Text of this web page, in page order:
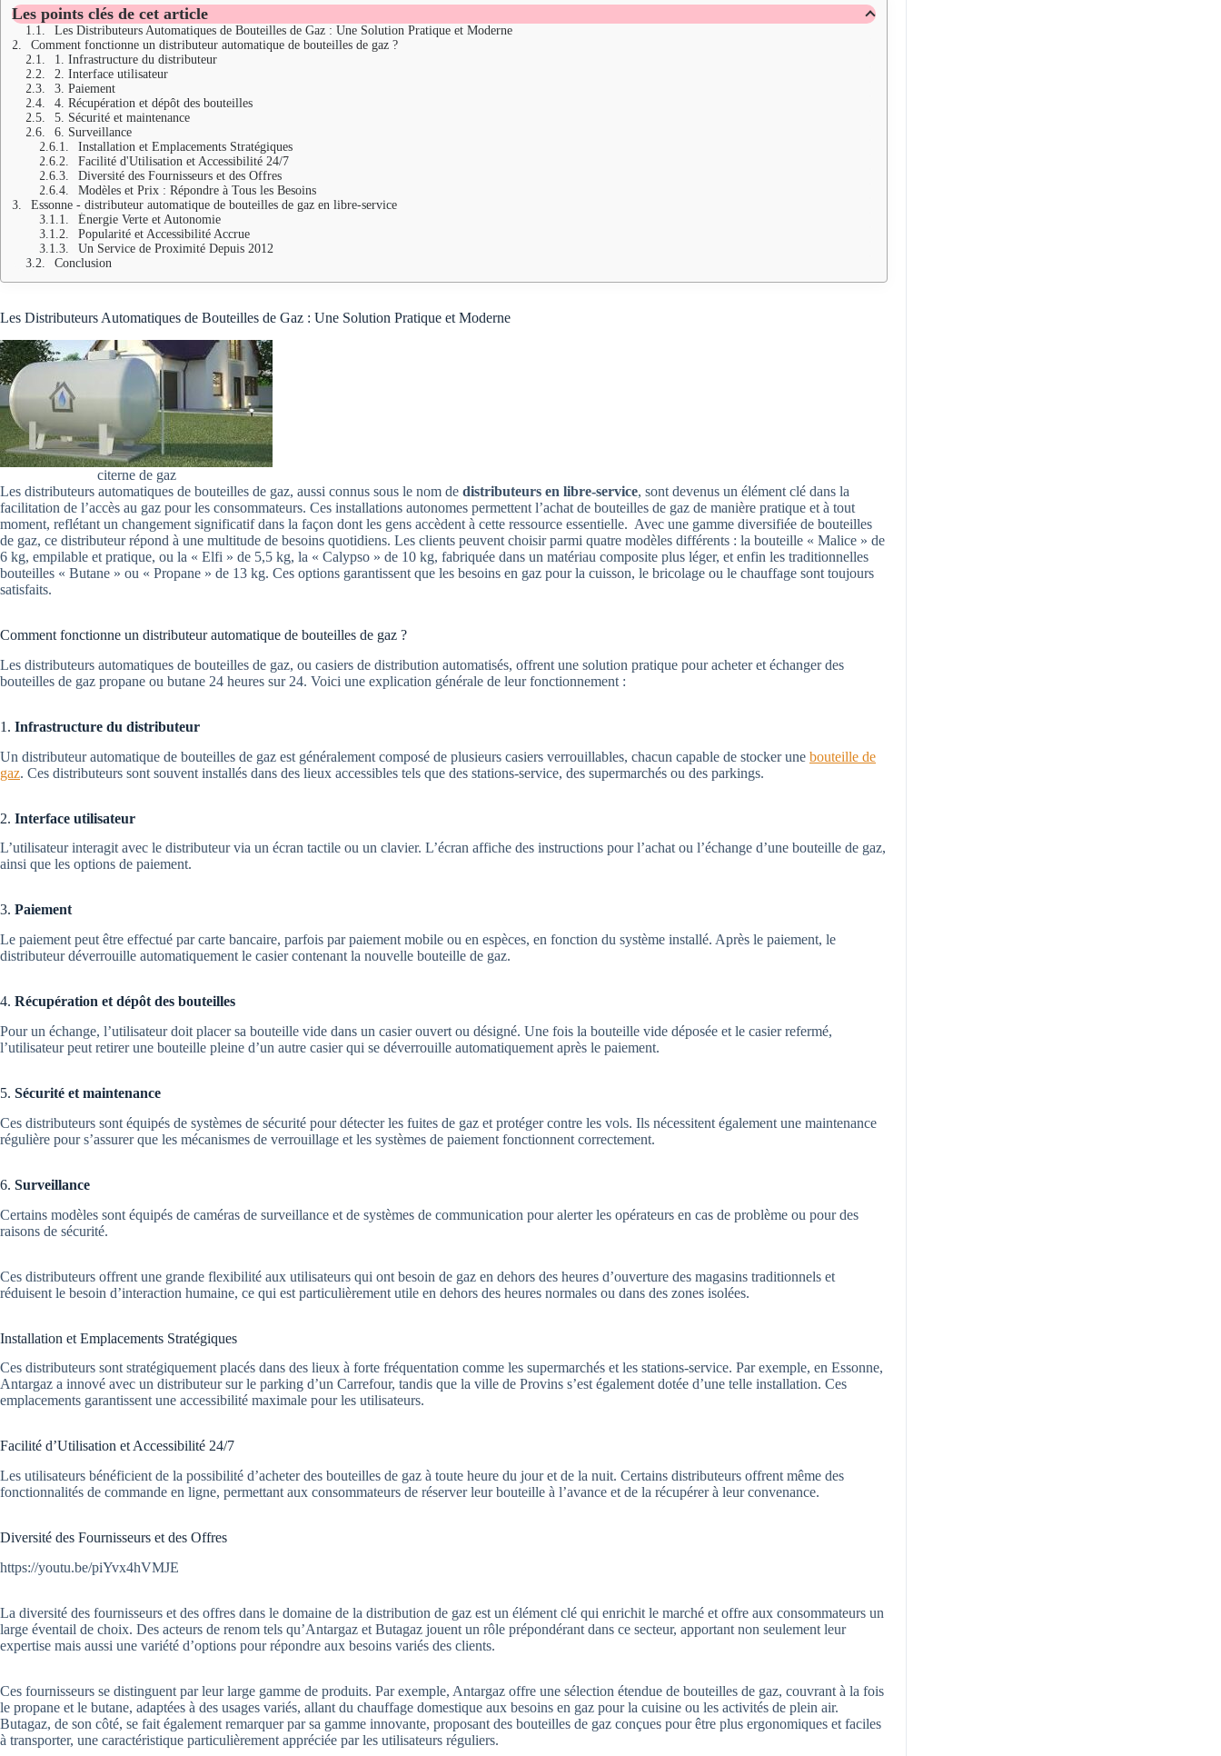
Les points clés de cet article
Les Distributeurs Automatiques de Bouteilles de Gaz : Une Solution Pratique et Moderne
Comment fonctionne un distributeur automatique de bouteilles de gaz ?
1. Infrastructure du distributeur
2. Interface utilisateur
3. Paiement
4. Récupération et dépôt des bouteilles
5. Sécurité et maintenance
6. Surveillance
Installation et Emplacements Stratégiques
Facilité d'Utilisation et Accessibilité 24/7
Diversité des Fournisseurs et des Offres
Modèles et Prix : Répondre à Tous les Besoins
Essonne - distributeur automatique de bouteilles de gaz en libre-service
Énergie Verte et Autonomie
Popularité et Accessibilité Accrue
Un Service de Proximité Depuis 2012
Conclusion
Les Distributeurs Automatiques de Bouteilles de Gaz : Une Solution Pratique et Moderne
citerne de gaz
Les distributeurs automatiques de bouteilles de gaz, aussi connus sous le nom de distributeurs en libre-service, sont devenus un élément clé dans la
facilitation de l’accès au gaz pour les consommateurs. Ces installations autonomes permettent l’achat de bouteilles de gaz de manière pratique et à tout
moment, reflétant un changement significatif dans la façon dont les gens accèdent à cette ressource essentielle. Avec une gamme diversifiée de bouteilles
de gaz, ce distributeur répond à une multitude de besoins quotidiens. Les clients peuvent choisir parmi quatre modèles différents : la bouteille « Malice » de
6 kg, empilable et pratique, ou la « Elfi » de 5,5 kg, la « Calypso » de 10 kg, fabriquée dans un matériau composite plus léger, et enfin les traditionnelles
bouteilles « Butane » ou « Propane » de 13 kg. Ces options garantissent que les besoins en gaz pour la cuisson, le bricolage ou le chauffage sont toujours
satisfaits.
Comment fonctionne un distributeur automatique de bouteilles de gaz ?
Les distributeurs automatiques de bouteilles de gaz, ou casiers de distribution automatisés, offrent une solution pratique pour acheter et échanger des
bouteilles de gaz propane ou butane 24 heures sur 24. Voici une explication générale de leur fonctionnement :
1. Infrastructure du distributeur
Un distributeur automatique de bouteilles de gaz est généralement composé de plusieurs casiers verrouillables, chacun capable de stocker une bouteille de
gaz. Ces distributeurs sont souvent installés dans des lieux accessibles tels que des stations-service, des supermarchés ou des parkings.
2. Interface utilisateur
L’utilisateur interagit avec le distributeur via un écran tactile ou un clavier. L’écran affiche des instructions pour l’achat ou l’échange d’une bouteille de gaz,
ainsi que les options de paiement.
3. Paiement
Le paiement peut être effectué par carte bancaire, parfois par paiement mobile ou en espèces, en fonction du système installé. Après le paiement, le
distributeur déverrouille automatiquement le casier contenant la nouvelle bouteille de gaz.
4. Récupération et dépôt des bouteilles
Pour un échange, l’utilisateur doit placer sa bouteille vide dans un casier ouvert ou désigné. Une fois la bouteille vide déposée et le casier refermé,
l’utilisateur peut retirer une bouteille pleine d’un autre casier qui se déverrouille automatiquement après le paiement.
5. Sécurité et maintenance
Ces distributeurs sont équipés de systèmes de sécurité pour détecter les fuites de gaz et protéger contre les vols. Ils nécessitent également une maintenance
régulière pour s’assurer que les mécanismes de verrouillage et les systèmes de paiement fonctionnent correctement.
6. Surveillance
Certains modèles sont équipés de caméras de surveillance et de systèmes de communication pour alerter les opérateurs en cas de problème ou pour des
raisons de sécurité.
Ces distributeurs offrent une grande flexibilité aux utilisateurs qui ont besoin de gaz en dehors des heures d’ouverture des magasins traditionnels et
réduisent le besoin d’interaction humaine, ce qui est particulièrement utile en dehors des heures normales ou dans des zones isolées.
Installation et Emplacements Stratégiques
Ces distributeurs sont stratégiquement placés dans des lieux à forte fréquentation comme les supermarchés et les stations-service. Par exemple, en Essonne,
Antargaz a innové avec un distributeur sur le parking d’un Carrefour, tandis que la ville de Provins s’est également dotée d’une telle installation. Ces
emplacements garantissent une accessibilité maximale pour les utilisateurs.
Facilité d’Utilisation et Accessibilité 24/7
Les utilisateurs bénéficient de la possibilité d’acheter des bouteilles de gaz à toute heure du jour et de la nuit. Certains distributeurs offrent même des
fonctionnalités de commande en ligne, permettant aux consommateurs de réserver leur bouteille à l’avance et de la récupérer à leur convenance.
Diversité des Fournisseurs et des Offres
https://youtu.be/piYvx4hVMJE
La diversité des fournisseurs et des offres dans le domaine de la distribution de gaz est un élément clé qui enrichit le marché et offre aux consommateurs un
large éventail de choix. Des acteurs de renom tels qu’Antargaz et Butagaz jouent un rôle prépondérant dans ce secteur, apportant non seulement leur
expertise mais aussi une variété d’options pour répondre aux besoins variés des clients.
Ces fournisseurs se distinguent par leur large gamme de produits. Par exemple, Antargaz offre une sélection étendue de bouteilles de gaz, couvrant à la fois
le propane et le butane, adaptées à des usages variés, allant du chauffage domestique aux besoins en gaz pour la cuisine ou les activités de plein air.
Butagaz, de son côté, se fait également remarquer par sa gamme innovante, proposant des bouteilles de gaz conçues pour être plus ergonomiques et faciles
à transporter, une caractéristique particulièrement appréciée par les utilisateurs réguliers.